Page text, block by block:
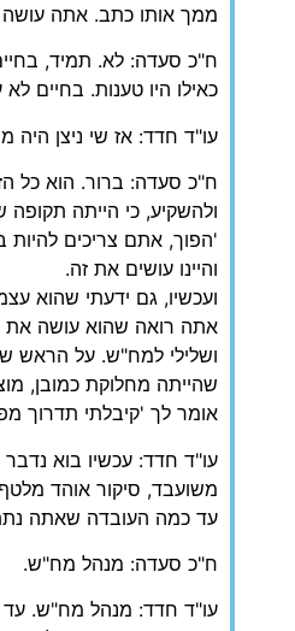
ממך אותו כתב. אתה
ח"כ סעדה: לא. תמיד,
כאילו היו טענות. בחיים
עו"ד חדד: אז שי ניצן היה
ח"כ סעדה: ברור. הוא כל
ולהשקיע, כי הייתה תקופה
'הפוך, אתם צריכים להיות
והיינו עושים את זה.
ועכשיו, גם ידעתי שהוא
אתה רואה שהוא עושה את
ושלילי למח"ש. על הראש
שהייתה מחלוקת כמובן,
אומר לך 'קיבלתי תדרוך
עו"ד חדד: עכשיו בוא נדבר
משועבד, סיקור אוהד
עד כמה העובדה שאתה
ח"כ סעדה: מנהל מח"ש.
עו"ד חדד: מנהל מח"ש. עד